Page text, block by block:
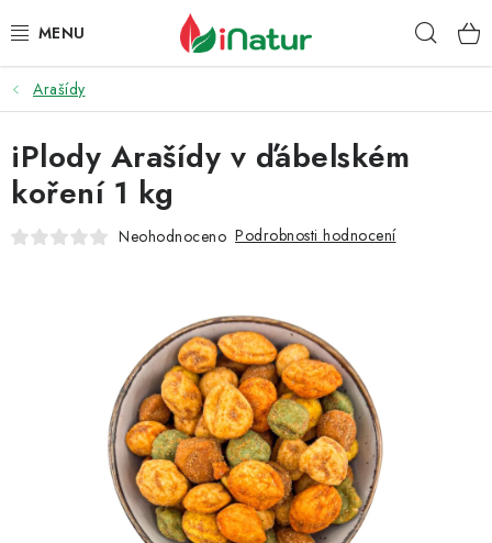
na
POTRAVINY
OŘECHY A SUŠENÉ PLODY
SNACKY
EKO DROGERIE A KOSMETIKA
DOPRAVA A PLATBA
VELKOOBCHOD
Arašídy
iPlody Arašídy v ďábelském
koření 1 kg
Neohodnoceno Podrobnosti hodnocení